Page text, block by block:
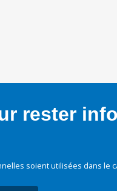
rester
soient utilisées dans le